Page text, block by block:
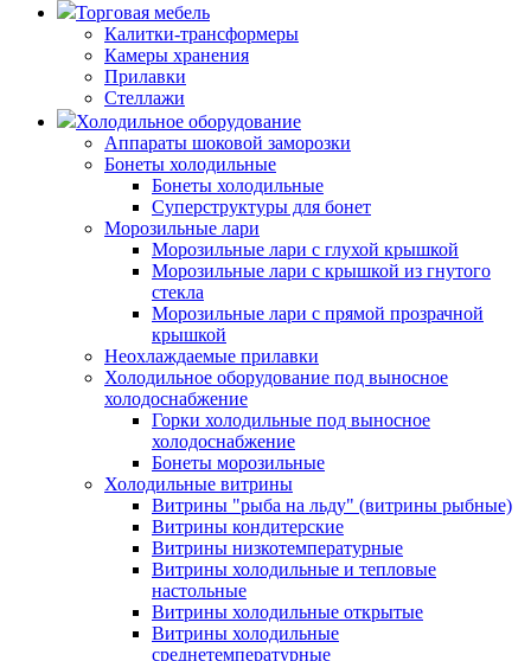
Торговая мебель
Калитки-трансформеры
Камеры хранения
Прилавки
Стеллажи
Холодильное оборудование
Аппараты шоковой заморозки
Бонеты холодильные
Бонеты холодильные
Суперструктуры для бонет
Морозильные лари
Морозильные лари с глухой крышкой
Морозильные лари с крышкой из гнутого
стекла
Морозильные лари с прямой прозрачной
крышкой
Неохлаждаемые прилавки
Холодильное оборудование под выносное
холодоснабжение
Горки холодильные под выносное
холодоснабжение
Бонеты морозильные
Холодильные витрины
Витрины "рыба на льду" (витрины рыбные)
Витрины кондитерские
Витрины низкотемпературные
Витрины холодильные и тепловые
настольные
Витрины холодильные открытые
Витрины холодильные
среднетемпературные